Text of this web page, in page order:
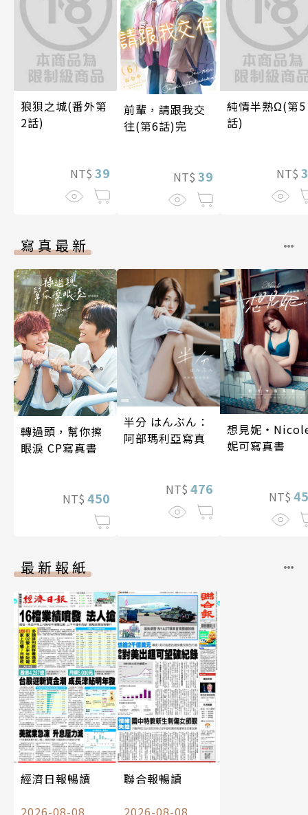
狼狽之城(番外第
2話)
NT$ 39
前輩，請跟我交
往(第6話)完
NT$ 39
純情半熟Ω(第5
話)
NT$
寫真最新
轉過頭，幫你擦
眼淚 CP寫真書
NT$ 450
半分 はんぶん：
阿部瑪利亞寫真
NT$ 476
想見妮
妮可寫真書
NT$
最新報紙
經濟日報暢讀
2026-08-08
聯合報暢讀
2026-08-08